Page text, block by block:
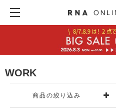
WORK
商品の絞り込み